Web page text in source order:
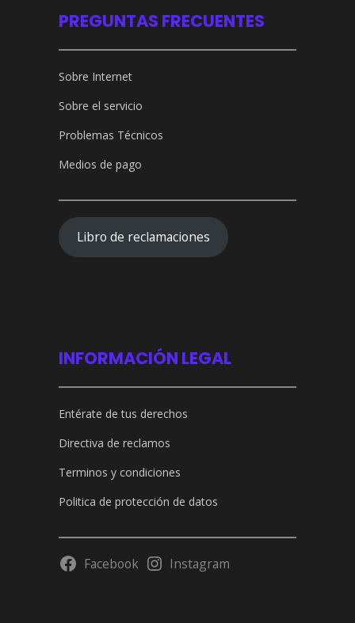
PREGUNTAS FRECUENTES
Sobre Internet
Sobre el servicio
Problemas Técnicos
Medios de pago
Libro de reclamaciones
INFORMACIÓN LEGAL
Entérate de tus derechos
Directiva de reclamos
Terminos y condiciones
Politica de protección de datos
Facebook Instagram